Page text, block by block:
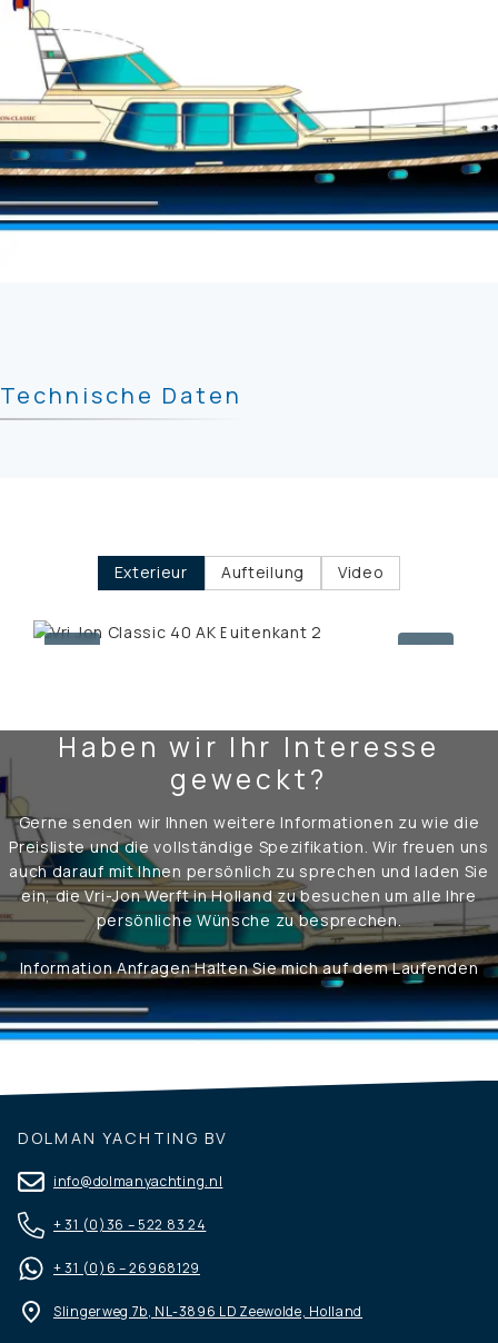
Technische Daten
Exterieur Aufteilung Video
Haben wir Ihr Interesse
geweckt?
Gerne senden wir Ihnen weitere Informationen zu wie die
Preisliste und die vollständige Spezifikation. Wir freuen uns
auch darauf mit Ihnen persönlich zu sprechen und laden Sie
ein, die Vri-Jon Werft in Holland zu besuchen um alle Ihre
persönliche Wünsche zu besprechen.
Information AnfragenHalten Sie mich auf dem Laufenden
DOLMAN YACHTING BV
info@dolmanyachting.nl
+ 31 (0)36 – 522 83 24
+ 31 (0)6 – 26968129
Slingerweg 7b, NL-3896 LD Zeewolde, Holland